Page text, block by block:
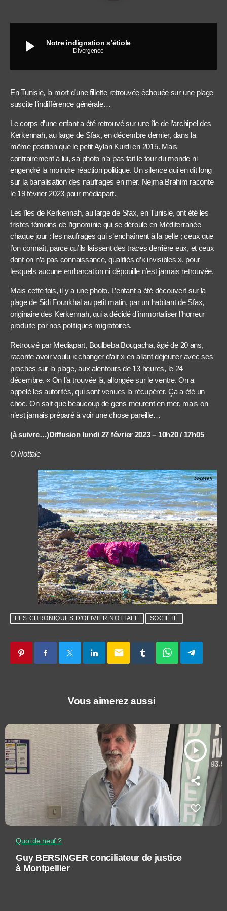
play_arrow Notre indignation s’étiole
Divergence
En Tunisie, la mort d’une fillette retrouvée échouée sur une plage
suscite l’indifférence générale…
Le corps d’une enfant a été retrouvé sur une île de l’archipel des
Kerkennah, au large de Sfax, en décembre dernier, dans la
même position que le petit Aylan Kurdi en 2015. Mais
contrairement à lui, sa photo n’a pas fait le tour du monde ni
engendré la moindre réaction politique. Un silence qui en dit long
sur la banalisation des naufrages en mer. Nejma Brahim raconte
le 19 février 2023 pour médiapart.
Les îles de Kerkennah, au large de Sfax, en Tunisie, ont été les
tristes témoins de l’ignominie qui se déroule en Méditerranée
chaque jour : les naufrages qui s’enchaînent à la pelle ; ceux que
l’on connaît, parce qu’ils laissent des traces derrière eux, et ceux
dont on n’a pas connaissance, qualifiés d’« invisibles », pour
lesquels aucune embarcation ni dépouille n’est jamais retrouvée.
Mais cette fois, il y a une photo. L’enfant a été découvert sur la
plage de Sidi Founkhal au petit matin, par un habitant de Sfax,
originaire des Kerkennah, qui a décidé d’immortaliser l’horreur
produite par nos politiques migratoires.
Retrouvé par Mediapart, Boulbeba Bougacha, âgé de 20 ans,
raconte avoir voulu « changer d’air » en allant déjeuner avec ses
proches sur la plage, aux alentours de 13 heures, le 24
décembre. « On l’a trouvée là, allongée sur le ventre. On a
appelé les autorités, qui sont venues la récupérer. Ça a été un
choc. On sait que beaucoup de gens meurent en mer, mais on
n’est jamais préparé à voir une chose pareille…
(à suivre…)Diffusion lundi 27 février 2023 – 10h20 / 17h05
O.Nottale
LES CHRONIQUES D'OLIVIER NOTTALE SOCIÉTÉ
email
Vous aimerez aussi
play_arrow
Quoi de neuf ?
Guy BERSINGER conciliateur de justice
à Montpellier